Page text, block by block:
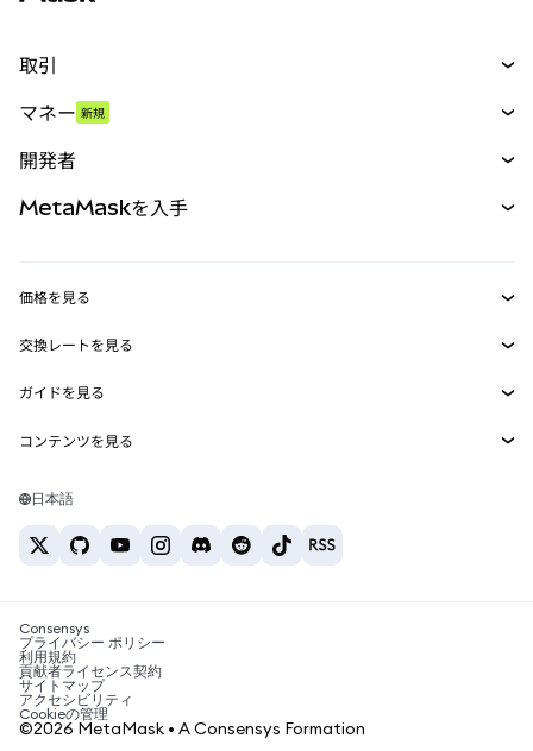
取引
パーペチュアル
RWA
マネー 新規
開発者
MetaMask Connect
Snaps
Web3サービス
MetaMaskを入手
セキュリティ
サポート
キャリア
お問い合わせ
価格を見る
イーサリアムの価格
Solanaの価格
Tetherの価格
交換レートを見る
ETH→USD
USDT→INR
BTC→INR
ETH→USDT
ガイドを見る
ETHの購入
USDTの購入
SHIBの購入
BNBの購入
コンテンツを見る
Solanaウォレット
税制関連ニュース
暗号資産の購入方法は？
ビットコインを売るには？
日本語
Consensys
プライバシー ポリシー
利用規約
貢献者ライセンス契約
サイトマップ
アクセシビリティ
Cookieの管理
©2026 MetaMask • A Consensys Formation